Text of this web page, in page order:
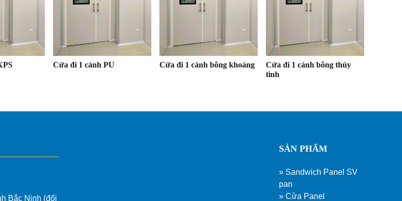
Cửa đi 1 cánh PU Cửa đi 1 cánh bông khoáng
Cửa đi 1 cánh bông thủy
tinh
Bắc Ninh (đối
SẢN PHẨM
» Sandwich Panel SV
pan
» Cửa Panel